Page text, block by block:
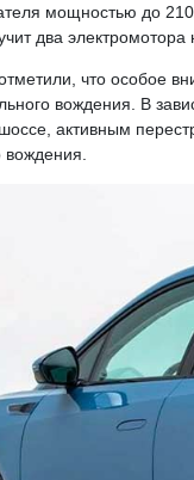
мощностью до
два
что особое
вождения. В
активным
вождения.